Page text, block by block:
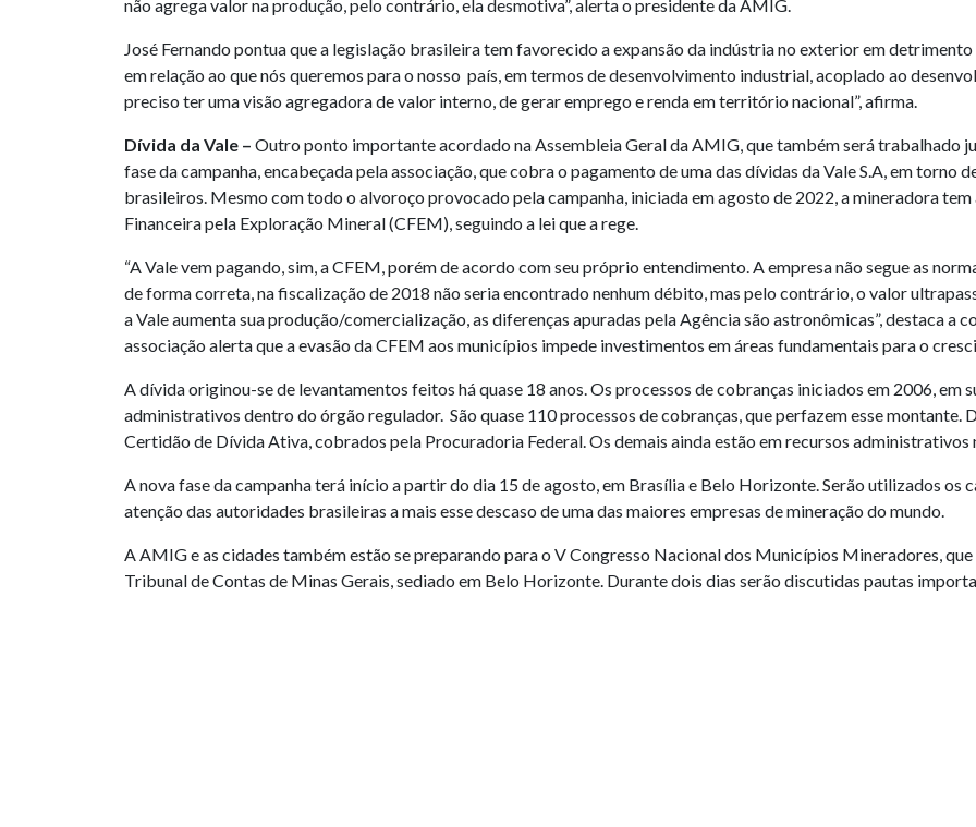
não agrega valor na produção, pelo contrário, ela desmotiva”, alerta o presidente da AMIG.
José Fernando pontua que a legislação brasileira tem favorecido a expansão da indústria no exterior em
em relação ao que nós queremos para o nosso país, em termos de desenvolvimento industrial, acoplado ao
preciso ter uma visão agregadora de valor interno, de gerar emprego e renda em território nacional”, afirma.
Dívida da Vale – Outro ponto importante acordado na Assembleia Geral da AMIG, que também será trabalhado
fase da campanha, encabeçada pela associação, que cobra o pagamento de uma das dívidas da Vale S.A, em torno
brasileiros. Mesmo com todo o alvoroço provocado pela campanha, iniciada em agosto de 2022, a mineradora
Financeira pela Exploração Mineral (CFEM), seguindo a lei que a rege.
“A Vale vem pagando, sim, a CFEM, porém de acordo com seu próprio entendimento. A empresa não segue as
de forma correta, na fiscalização de 2018 não seria encontrado nenhum débito, mas pelo contrário, o valor
a Vale aumenta sua produção/comercialização, as diferenças apuradas pela Agência são astronômicas”, destaca a
associação alerta que a evasão da CFEM aos municípios impede investimentos em áreas fundamentais para o
A dívida originou-se de levantamentos feitos há quase 18 anos. Os processos de cobranças iniciados em 2006, em
administrativos dentro do órgão regulador. São quase 110 processos de cobranças, que perfazem esse montante.
Certidão de Dívida Ativa, cobrados pela Procuradoria Federal. Os demais ainda estão em recursos administrativos
A nova fase da campanha terá início a partir do dia 15 de agosto, em Brasília e Belo Horizonte. Serão utilizados os
atenção das autoridades brasileiras a mais esse descaso de uma das maiores empresas de mineração do mundo.
A AMIG e as cidades também estão se preparando para o V Congresso Nacional dos Municípios Mineradores,
Tribunal de Contas de Minas Gerais, sediado em Belo Horizonte. Durante dois dias serão discutidas pautas